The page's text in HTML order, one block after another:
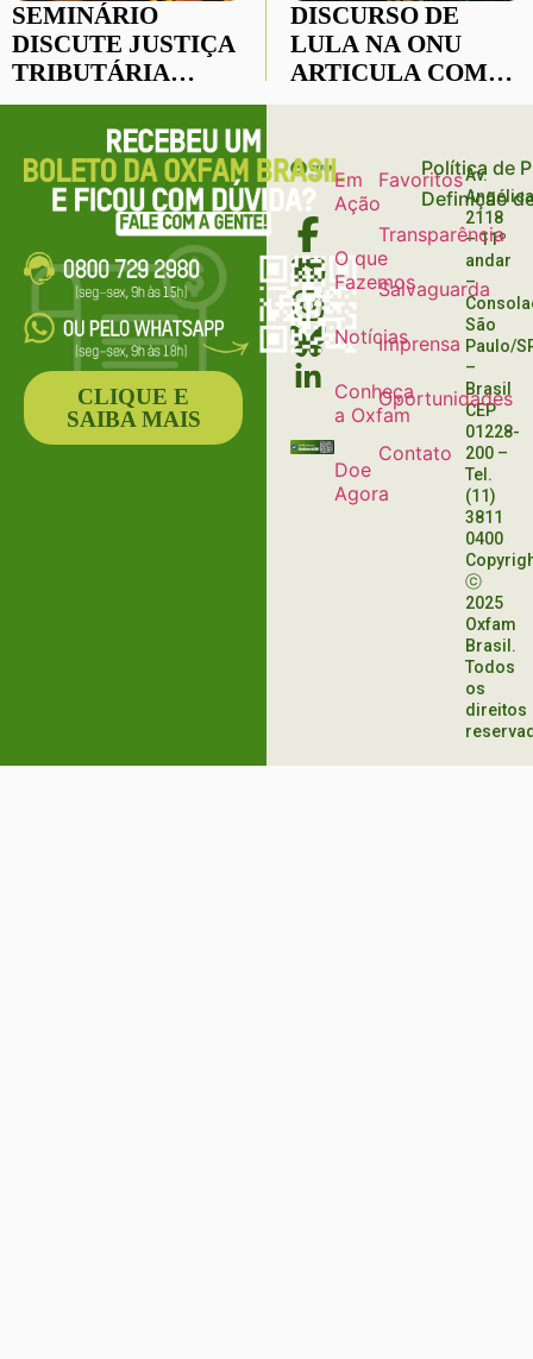
SEMINÁRIO
DISCUTE JUSTIÇA
TRIBUTÁRIA
PARA REDUÇÃO
DESIGUALDADES
DISCURSO DE
LULA NA ONU
ARTICULA COM
ACERTO
SOBERANIA E
COMBATE ÀS
DESIGUALDADES
Em
Ação
O que
Fazemos
Notícias
Conheça
a Oxfam
Doe
Agora
Favoritos
Transparência
Salvaguarda
Imprensa
Oportunidades
Contato
Política de
Definição
Av.
2118
– 11º
andar
–
São
Paulo/
–
Brasil
CEP
01228-
200 –
Tel.
(11)
3811
0400
ⓒ
2025
Oxfam
Brasil.
Todos
os
direitos
CLIQUE E
SAIBA MAIS